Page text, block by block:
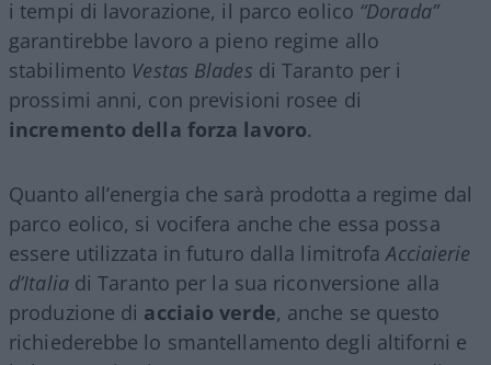
i tempi di lavorazione, il parco eolico “Dorada”
garantirebbe lavoro a pieno regime allo
stabilimento Vestas Blades di Taranto per i
prossimi anni, con previsioni rosee di
incremento della forza lavoro.
Quanto all’energia che sarà prodotta a regime dal
parco eolico, si vocifera anche che essa possa
essere utilizzata in futuro dalla limitrofaAcciaierie
d’Italiadi Taranto per la sua riconversione alla
produzione di acciaio verde, anche se questo
richiederebbe lo smantellamento degli altiforni e